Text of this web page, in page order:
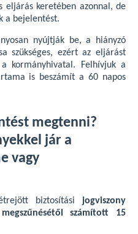
eljárás keretében azonnal, de
a bejelentést.
nyújtják be, a hiányzó
szükséges, ezért az eljárást
kormányhivatal. Felhívjuk a
is beszámít a 60 napos
megtenni?
jár a
vagy
biztosítási jogviszony
számított 15